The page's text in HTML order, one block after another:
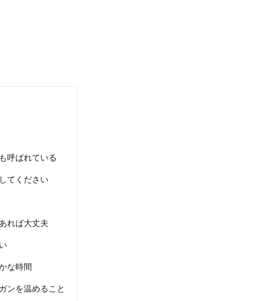
で揃う手軽な材料と可愛いパーツ
をハンドメイドで作る方も多いですが、いろいろと材料を揃え
ト・デメリット！鉄のフライパンの魅力
んでいる人の中には、鉄のフライパンにはどんなメリットがある
呼ばれている
てください
れば大丈夫
な時間
ンを温めること